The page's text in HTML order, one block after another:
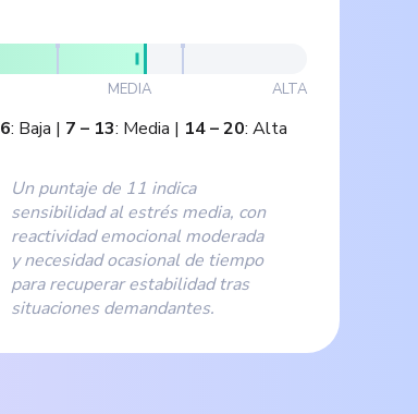
MEDIA ALTA
6: Baja | 7 – 13: Media | 14–20: Alta
Un puntaje de 11 indica
sensibilidad al estrés media, con
reactividad emocional moderada
y necesidad ocasional de tiempo
para recuperar estabilidad tras
situaciones demandantes.